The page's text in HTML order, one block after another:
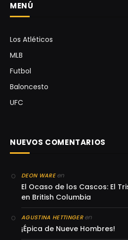
MENÚ
Los Atléticos
MLB
Futbol
Baloncesto
UFC
NUEVOS COMENTARIOS
DEON WAREen
El Ocaso de los Cascos: El
en British Columbia
AGUSTINA HETTINGERen
¡Épica de Nueve Hombres!